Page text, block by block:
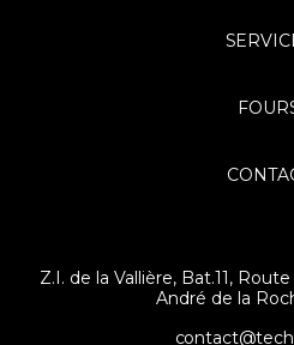
Z.I. de la Vallière, Bat.11,
André de la